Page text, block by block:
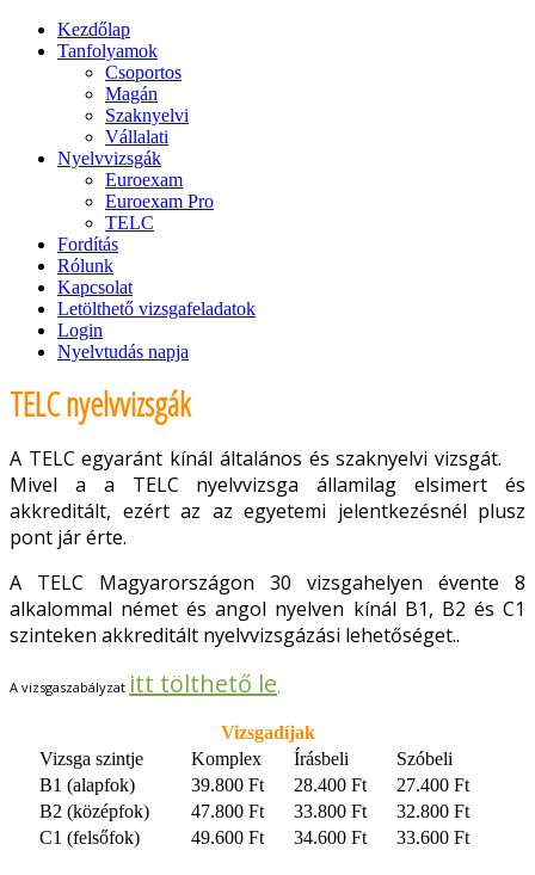
Kezdőlap
Tanfolyamok
Csoportos
Magán
Szaknyelvi
Vállalati
Nyelvvizsgák
Euroexam
Euroexam Pro
TELC
Fordítás
Rólunk
Kapcsolat
Letölthető vizsgafeladatok
Login
Nyelvtudás napja
TELC nyelvvizsgák
A TELC egyaránt kínál általános és szaknyelvi vizsgát.
Mivel a a TELC nyelvvizsga államilag elsimert és
akkreditált, ezért az az egyetemi jelentkezésnél plusz
pont jár érte.
A TELC Magyarországon 30 vizsgahelyen évente 8
alkalommal német és angol nyelven kínál B1, B2 és C1
szinteken akkreditált nyelvvizsgázási lehetőséget..
A vizsgaszabályzat itt tölthető le.
Vizsgadíjak
Vizsga szintje
Komplex Írásbeli
Szóbeli
B1 (alapfok)
39.800 Ft 28.400 Ft
27.400 Ft
B2 (középfok)
47.800 Ft 33.800 Ft
32.800 Ft
C1 (felsőfok)
49.600 Ft 34.600 Ft 33.600 Ft